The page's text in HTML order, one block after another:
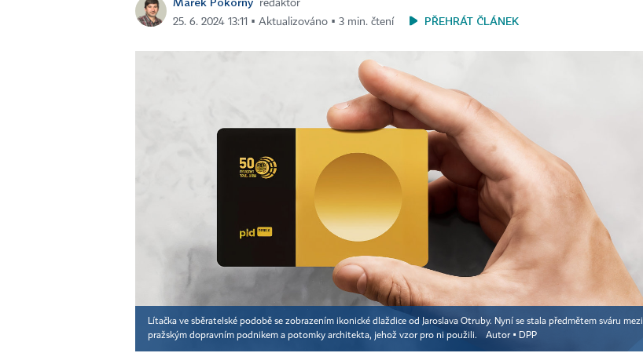
redaktor
25. 6. 2024 13:11 ▪ Aktualizováno ▪ 3 min. čtení
PŘEHRÁT ČLÁNEK
Lítačka ve sběratelské podobě se zobrazením ikonické dlaždice od Jaroslava Otruby. Nyní se stala předmětem sváru mezi
pražským dopravním podnikem a potomky architekta, jehož vzor pro ni použili.
Autor ▪ DPP